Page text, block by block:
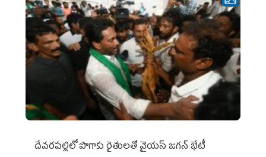
దేవరపల్లిలో పొగాకు రైతులతో వైయస్ జగన్ భేటీ